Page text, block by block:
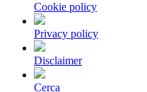
Cookie policy
Privacy policy
Disclaimer
Cerca